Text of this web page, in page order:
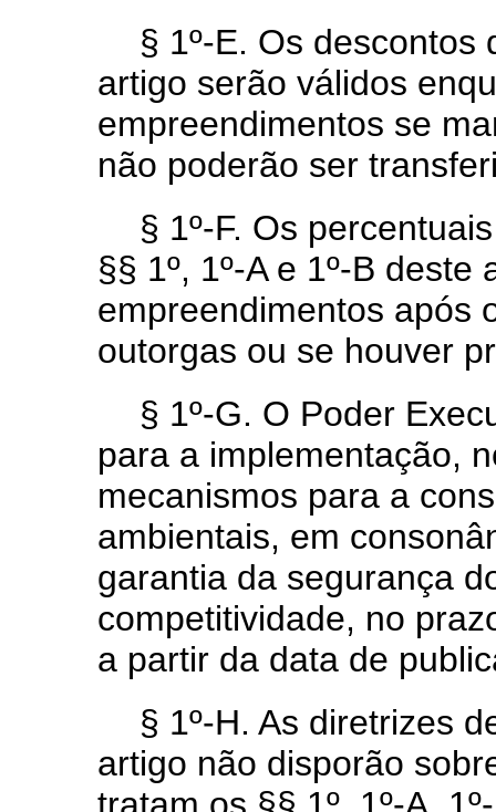
§ 1º-E. Os descontos
artigo serão válidos
empreendimentos se
não poderão ser
§ 1º-F. Os
§§ 1º, 1º-A e 1º-B
empreendimentos após
outorgas ou se houver
§ 1º-G. O Poder
para a implementação,
mecanismos para a
ambientais, em
garantia da segurança
competitividade, no
a partir da data de
§ 1º-H. As diretrizes
artigo não disporão